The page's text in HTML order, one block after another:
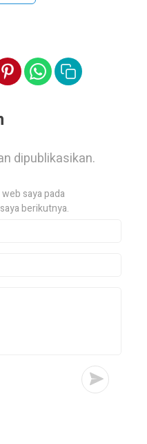
dipublikasikan.
saya pada
berikutnya.